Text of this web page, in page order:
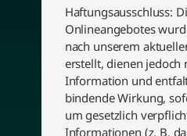
Haftungsausschluss:
Onlineangebotes
nach unserem
erstellt, dienen jedoch
Information und
bindende Wirkung,
um gesetzlich
Informationen (z. B.